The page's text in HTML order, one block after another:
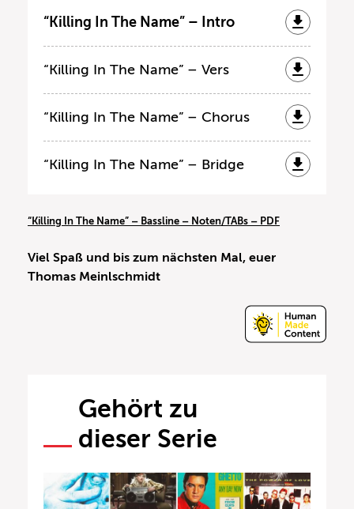
“Killing In The Name” – Intro
“Killing In The Name” – Vers
“Killing In The Name” – Chorus
“Killing In The Name” – Bridge
“Killing In The Name” – Bassline – Noten/TABs – PDF
Viel Spaß und bis zum nächsten Mal, euer
Thomas Meinlschmidt
Gehört zu
dieser Serie